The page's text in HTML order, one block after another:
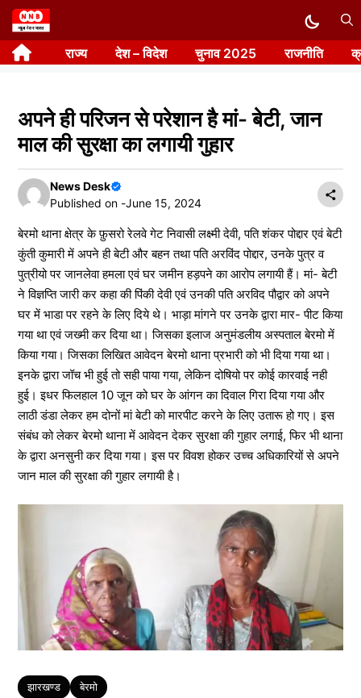
Skip
to
content राज्य देश – विदेश चुनाव 2025 राजनीति
अपने ही परिजन से परेशान है मां- बेटी, जान
माल की सुरक्षा का लगायी गुहार
News Desk
Published on -June 15, 2024
बेरमो थाना क्षेत्र के फ़ुसरो रेलवे गेट निवासी लक्ष्मी देवी, पति शंकर पोद्दार एवं बेटी
कुंती कुमारी में अपने ही बेटी और बहन तथा पति अरविंद पोद्दार, उनके पुत्र व
पुत्रीयो पर जानलेवा हमला एवं घर जमीन हड़पने का आरोप लगायी हैं। मां- बेटी
ने विज्ञप्ति जारी कर कहा की पिंकी देवी एवं उनकी पति अरविद पौद्वार को अपने
घर में भाडा पर रहने के लिए दिये थे। भाड़ा मांगने पर उनके द्वारा मार- पीट किया
गया था एवं जख्मी कर दिया था। जिसका इलाज अनुमंडलीय अस्पताल बेरमो में
किया गया। जिसका लिखित आवेदन बेरमो थाना प्रभारी को भी दिया गया था।
इनके द्वारा जॉच भी हुई तो सही पाया गया, लेकिन दोषियो पर कोई कारवाई नही
हुई। इधर फिलहाल 10 जून को घर के आंगन का दिवाल गिरा दिया गया और
लाठी डंडा लेकर हम दोनों मां बेटी को मारपीट करने के लिए उतारू हो गए। इस
संबंध को लेकर बेरमो थाना में आवेदन देकर सुरक्षा की गुहार लगाई, फिर भी थाना
के द्वारा अनसुनी कर दिया गया। इस पर विवश होकर उच्च अधिकारियों से अपने
जान माल की सुरक्षा की गुहार लगायी है।
Tags
झारखण्ड बेरमो